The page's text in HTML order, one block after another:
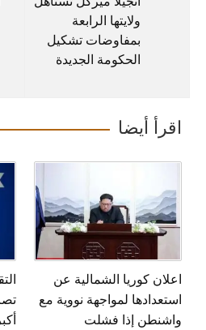
ولايتها الرابعة
بمفاوضات تشكيل
الحكومة الجديدة
اقرأ أيضا
اعلان كوريا الشمالية عن
استعدادها لمواجهة نووية مع
واشنطن إذا فشلت